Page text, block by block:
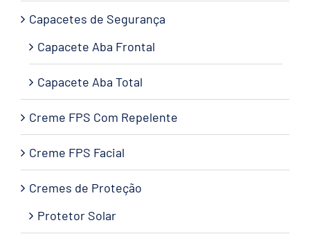
Capacetes de Segurança
Capacete Aba Frontal
Capacete Aba Total
Creme FPS Com Repelente
Creme FPS Facial
Cremes de Proteção
Protetor Solar